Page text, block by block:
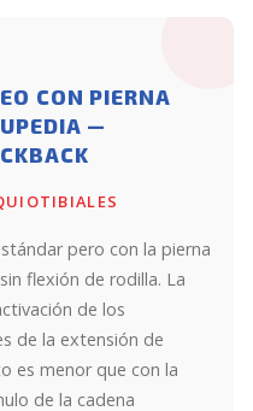
CON PIERNA
—
pero con la pierna
flexión de rodilla. La
de los
de la extensión de
es menor que con la
de la cadena